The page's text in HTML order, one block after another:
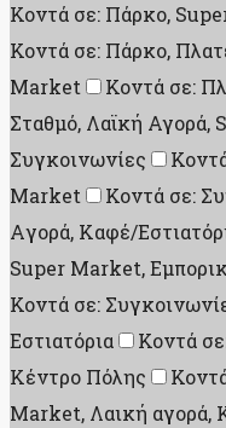
Κοντά σε: Πάρκο,
Κοντά σε: Πάρκο,
Market
Κοντά σε:
Σταθμό, Λαϊκή Αγορά,
Συγκοινωνίες
Market
Κοντά σε:
Aγορά, Καφέ/
Super Market,
Κοντά σε:
Εστιατόρια
Κοντά
Κέντρο Πόλης
Market, Λαική αγορά,